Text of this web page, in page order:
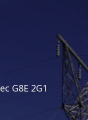
G8E 2G1